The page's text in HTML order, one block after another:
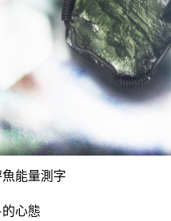
能量測字
心態